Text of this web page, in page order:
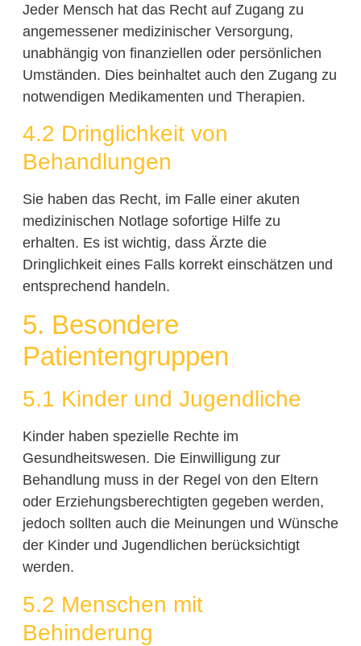
Jeder Mensch hat das Recht auf Zugang zu
angemessener medizinischer Versorgung,
unabhängig von finanziellen oder persönlichen
Umständen. Dies beinhaltet auch den Zugang zu
notwendigen Medikamenten und Therapien.
4.2 Dringlichkeit von
Behandlungen
Sie haben das Recht, im Falle einer akuten
medizinischen Notlage sofortige Hilfe zu
erhalten. Es ist wichtig, dass Ärzte die
Dringlichkeit eines Falls korrekt einschätzen und
entsprechend handeln.
5. Besondere
Patientengruppen
5.1 Kinder und Jugendliche
Kinder haben spezielle Rechte im
Gesundheitswesen. Die Einwilligung zur
Behandlung muss in der Regel von den Eltern
oder Erziehungsberechtigten gegeben werden,
jedoch sollten auch die Meinungen und Wünsche
der Kinder und Jugendlichen berücksichtigt
werden.
5.2 Menschen mit
Behinderung